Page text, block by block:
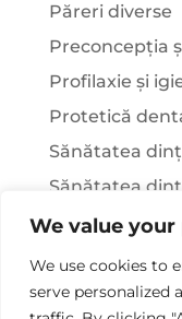
We value
We use cookies to
serve personalized
Păreri diverse
Preconcepția
Profilaxie și
Protetică
Sănătatea
Sănătatea
Știați că…?
Tratamentul
afecțiuni